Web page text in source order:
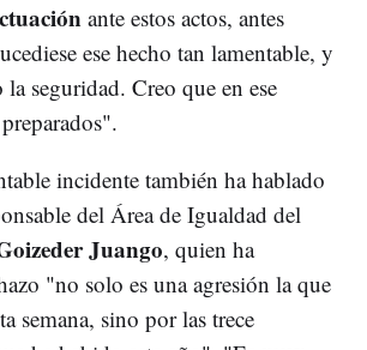
ante estos actos, antes
ese hecho tan lamentable, y
seguridad. Creo que en ese
incidente también ha hablado
del Área de Igualdad del
Juango, quien ha
"no solo es una agresión la que
semana, sino por las trece